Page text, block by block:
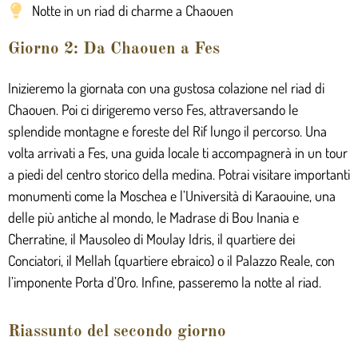
Notte in un riad di charme a Chaouen
Giorno 2: Da Chaouen a Fes
Inizieremo la giornata con una gustosa colazione nel riad di
Chaouen. Poi ci dirigeremo verso Fes, attraversando le
splendide montagne e foreste del Rif lungo il percorso. Una
volta arrivati a Fes, una guida locale ti accompagnerà in un tour
a piedi del centro storico della medina. Potrai visitare importanti
monumenti come la Moschea e l’Università di Karaouine, una
delle più antiche al mondo, le Madrase di Bou Inania e
Cherratine, il Mausoleo di Moulay Idris, il quartiere dei
Conciatori, il Mellah (quartiere ebraico) o il Palazzo Reale, con
l’imponente Porta d’Oro. Infine, passeremo la notte al riad.
Riassunto del secondo giorno